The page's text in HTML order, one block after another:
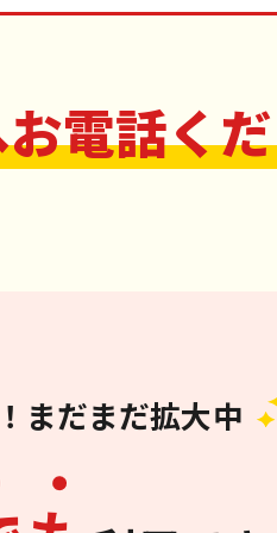
電話く
まだまだ拡大中